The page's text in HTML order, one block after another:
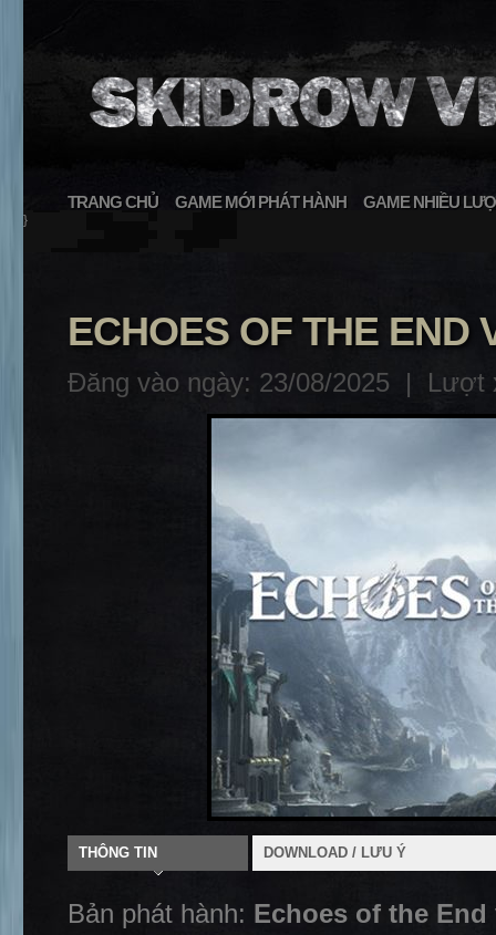
TRANG CHỦ GAME MỚI PHÁT HÀNH GAME NHIỀU
}
ECHOES OF THE END
Đăng vào ngày: 23/08/2025 | Lượt
THÔNG TIN DOWNLOAD / LƯU Ý
Bản phát hành: Echoes of the End